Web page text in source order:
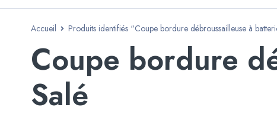
Accueil Produits identifiés “Coupe bordure débroussailleuse à
Coupe bordure
Salé